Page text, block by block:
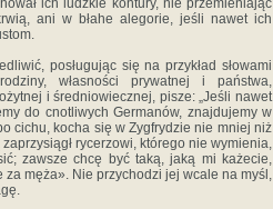
ich ludzkie kontury, nie przemieniając
ani w błahe alegorie, jeśli nawet ich
posługując się na przykład słowami
własności prywatnej i państwa,
i średniowiecznej, pisze: „Jeśli nawet
do cnotliwych Germanów, znajdujemy w
cichu, kocha się w Zygfrydzie nie mniej niż
rycerzowi, którego nie wymienia,
zawsze chcę być taką, jaką mi każecie,
męża». Nie przychodzi jej wcale na myśl,